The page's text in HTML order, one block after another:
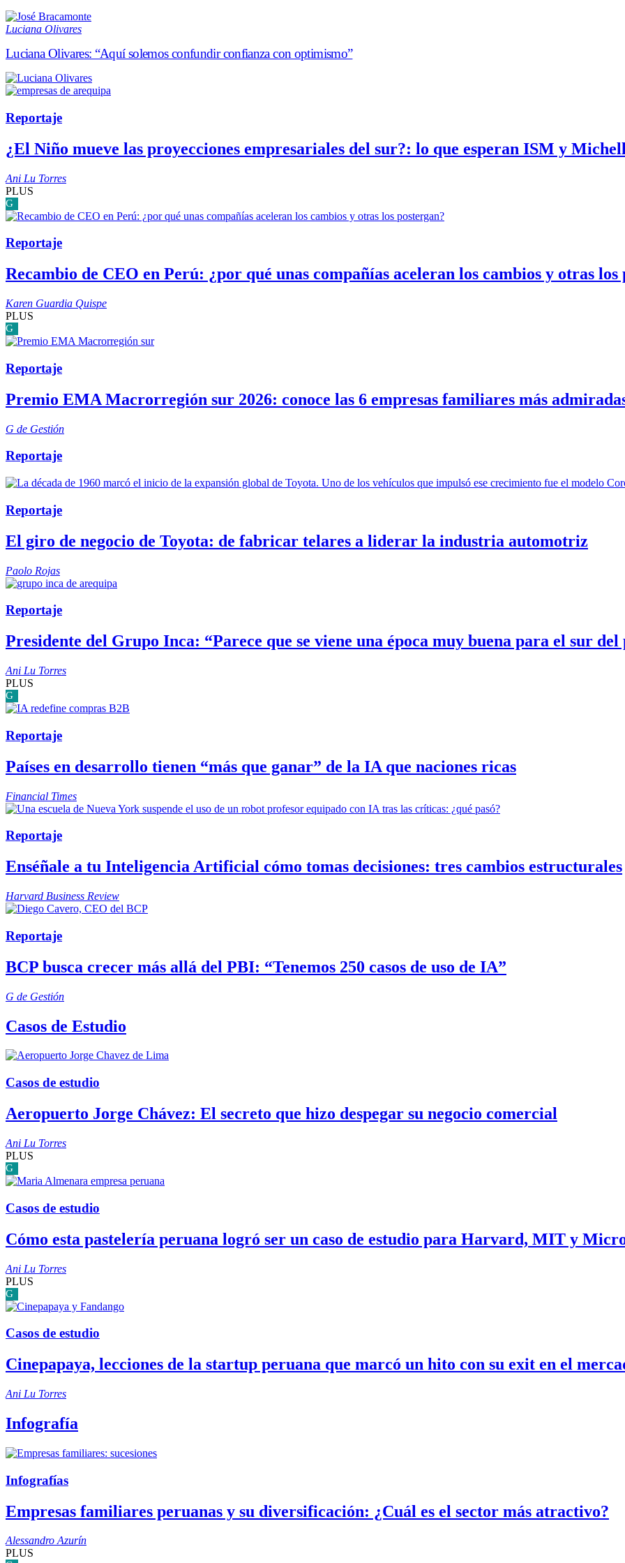
Luciana Olivares
Luciana Olivares: “Aquí solemos confundir confianza con optimismo”
Reportaje
¿El Niño mueve las proyecciones empresariales del sur?: lo que esperan ISM y
Ani Lu Torres
PLUS
G
Reportaje
Recambio de CEO en Perú: ¿por qué unas compañías aceleran los cambios y otras los
Karen Guardia Quispe
PLUS
G
Reportaje
Premio EMA Macrorregión sur 2026: conoce las 6 empresas familiares más
G de Gestión
Reportaje
Reportaje
El giro de negocio de Toyota: de fabricar telares a liderar la industria automotriz
Paolo Rojas
Reportaje
Presidente del Grupo Inca: “Parece que se viene una época muy buena para el sur del
Ani Lu Torres
PLUS
G
Reportaje
Países en desarrollo tienen “más que ganar” de la IA que naciones ricas
Financial Times
Reportaje
Enséñale a tu Inteligencia Artificial cómo tomas decisiones: tres cambios estructurales
Harvard Business Review
Reportaje
BCP busca crecer más allá del PBI: “Tenemos 250 casos de uso de IA”
G de Gestión
Casos de Estudio
Casos de estudio
Aeropuerto Jorge Chávez: El secreto que hizo despegar su negocio comercial
Ani Lu Torres
PLUS
G
Casos de estudio
Cómo esta pastelería peruana logró ser un caso de estudio para Harvard, MIT y
Ani Lu Torres
PLUS
G
Casos de estudio
Cinepapaya, lecciones de la startup peruana que marcó un hito con su exit en el
Ani Lu Torres
Infografía
Infografías
Empresas familiares peruanas y su diversificación: ¿Cuál es el sector más atractivo?
Alessandro Azurín
PLUS